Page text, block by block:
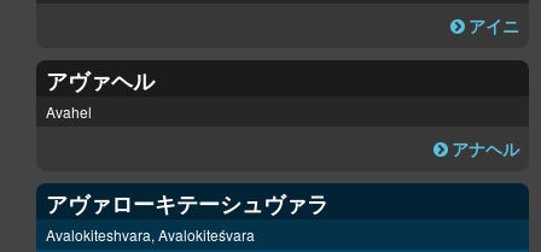
アイニ
アヴァヘル
Avahel
アナヘル
アヴァローキテーシュヴァラ
Avalokiteshvara, Avalokiteśvara